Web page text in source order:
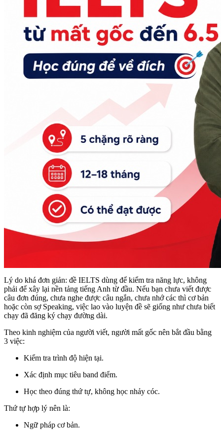
Lý do khá đơn giản: đề IELTS dùng để kiểm tra năng lực, không
phải để xây lại nền tảng tiếng Anh từ đầu. Nếu bạn chưa viết được
câu đơn đúng, chưa nghe được câu ngắn, chưa nhớ các thì cơ bản
hoặc còn sợ Speaking, việc lao vào luyện đề sẽ giống như chưa biết
chạy đã đăng ký chạy đường dài.
Theo kinh nghiệm của người viết, người mất gốc nên bắt đầu bằng
3 việc:
Kiểm tra trình độ hiện tại.
Xác định mục tiêu band điểm.
Học theo đúng thứ tự, không học nhảy cóc.
Thứ tự hợp lý nên là:
Ngữ pháp cơ bản.